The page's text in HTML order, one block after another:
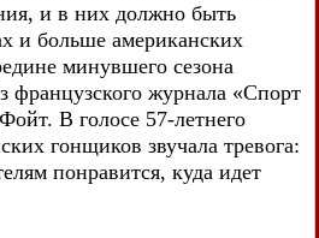
и в них должно быть
и больше американских
минувшего сезона
французского журнала «Спорт
В голосе 57-летнего
гонщиков звучала тревога:
понравится, куда идет